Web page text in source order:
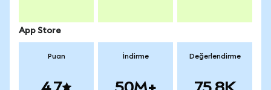
App Store
Puan İndirme Değerlendirme